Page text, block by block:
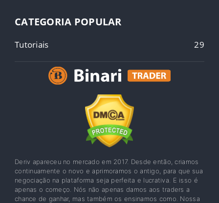
CATEGORIA POPULAR
Tutoriais 29
Deriv apareceu no mercado em 2017. Desde então, criamos
continuamente o novo e aprimoramos o antigo, para que sua
negociação na plataforma seja perfeita e lucrativa. E isso é
apenas o começo. Nós não apenas damos aos traders a
chance de ganhar, mas também os ensinamos como. Nossa